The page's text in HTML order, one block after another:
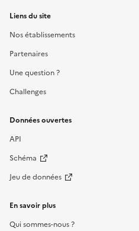
Liens du site
Nos établissements
Partenaires
Une question ?
Challenges
Données ouvertes
API
Schéma
Jeu de données
En savoir plus
Qui sommes-nous ?